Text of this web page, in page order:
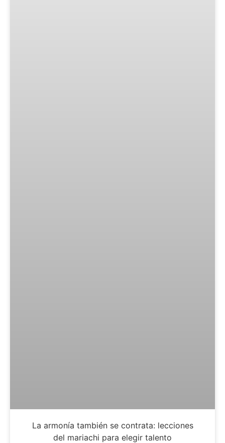
La armonía también se contrata: lecciones
del mariachi para elegir talento